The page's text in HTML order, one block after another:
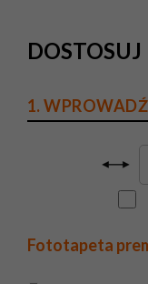
Fototapeta
1.